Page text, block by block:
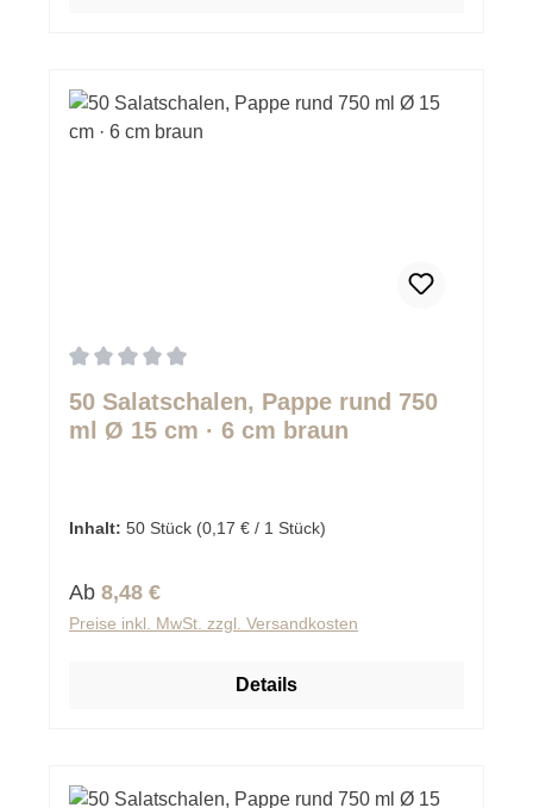
50 Salatschalen, Pappe rund 750
ml Ø 15 cm · 6 cm braun
Inhalt: 50 Stück (0,17 € / 1 Stück)
Regulärer Preis:
Ab 8,48 €
Preise inkl. MwSt. zzgl. Versandkosten
Details